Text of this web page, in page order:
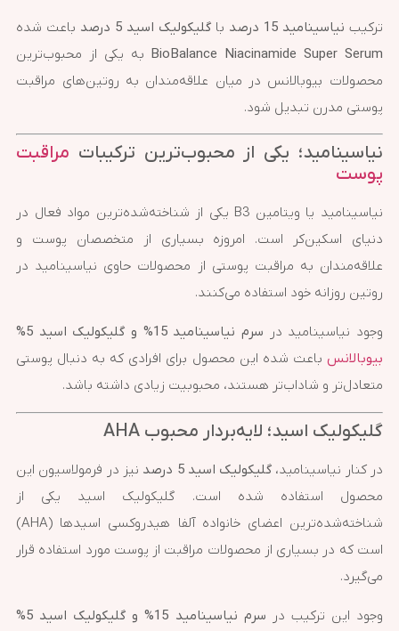
ترکیب نیاسینامید 15 درصد با گلیکولیک اسید 5 درصد
باعث شده
BioBalance Niacinamide Super Serum به یکی از محبوب‌ترین
محصولات بیوبالانس در میان علاقه‌مندان به روتین‌های مراقبت
پوستی مدرن تبدیل شود.
نیاسینامید؛ یکی از محبوب‌ترین ترکیبات مراقبت
پوست
نیاسینامید یا ویتامین B3 یکی از شناخته‌شده‌ترین مواد فعال در
دنیای اسکین‌کر است. امروزه بسیاری از متخصصان پوست و
علاقه‌مندان به مراقبت پوستی از محصولات حاوی نیاسینامید در
روتین روزانه خود استفاده می‌کنند.
وجود نیاسینامید در سرم نیاسینامید 15% و گلیکولیک اسید 5%
بیوبالانس باعث شده این محصول برای افرادی که به دنبال پوستی
متعادل‌تر و شاداب‌تر هستند، محبوبیت زیادی داشته باشد.
گلیکولیک اسید؛ لایه‌بردار محبوب AHA
در کنار نیاسینامید، گلیکولیک اسید 5 درصد
نیز در فرمولاسیون این
محصول استفاده شده است. گلیکولیک اسید یکی از
شناخته‌شده‌ترین اعضای خانواده آلفا هیدروکسی اسیدها (AHA)
است که در بسیاری از محصولات مراقبت از پوست مورد استفاده قرار
می‌گیرد.
وجود این ترکیب در
سرم نیاسینامید 15% و گلیکولیک اسید 5%